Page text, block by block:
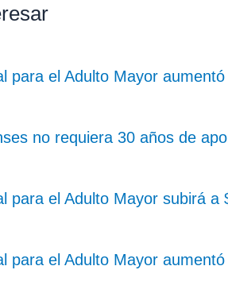
para el Adulto Mayor
no requiera 30 años de
para el Adulto Mayor subirá a
para el Adulto Mayor